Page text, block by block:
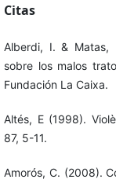
Citas
Alberdi, I. & Matas,
sobre los malos
Fundación La Caixa.
Altés, E (1998).
87, 5-11.
Amorós, C. (2008).